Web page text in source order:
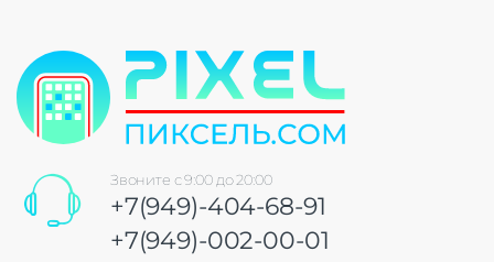
Звоните с 9:00 до 20:00
+7(949)-404-68-91
+7(949)-002-00-01